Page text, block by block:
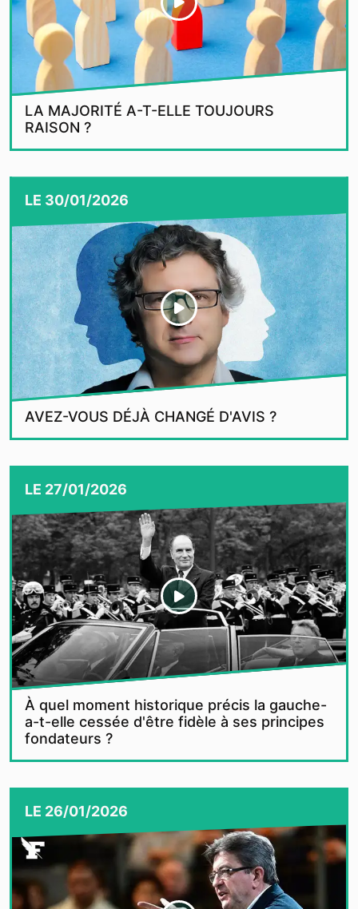
LA MAJORITÉ A-T-ELLE TOUJOURS
RAISON ?
LE 30/01/2026
AVEZ-VOUS DÉJÀ CHANGÉ D'AVIS ?
LE 27/01/2026
À quel moment historique précis la gauche-
a-t-elle cessée d'être fidèle à ses principes
fondateurs ?
LE 26/01/2026